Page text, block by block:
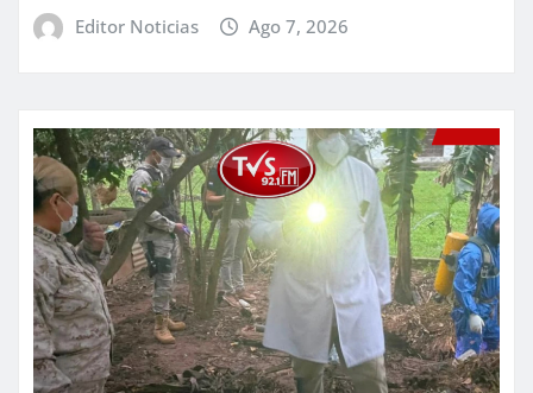
Editor Noticias Ago 7, 2026